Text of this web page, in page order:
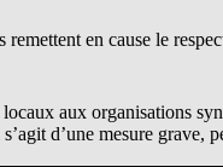
en cause le
aux organisations
d’une mesure grave,